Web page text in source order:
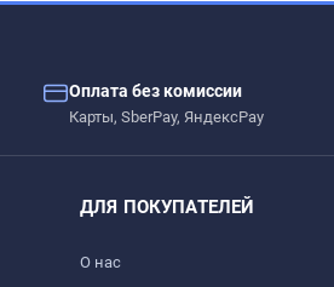
Оплата без комиссии
Карты, SberPay, ЯндексPay
ДЛЯ ПОКУПАТЕЛЕЙ
О нас